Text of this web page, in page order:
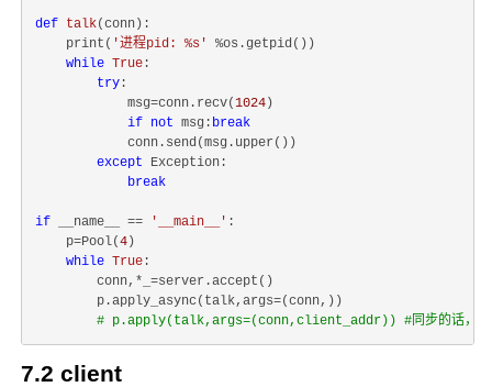
def talk(conn ):
    print(
'进程pid: %s'
%os.getpid())
while True :
try :
            msg=conn.recv(
1024 )
if not msg: break
            conn.send(msg.upper())
except Exception:
break
if __name__ == '__main__' :
    p=Pool(
4 )
while True :
        conn,*_=server.accept()
        p.apply_async(talk,args=(conn,))
# p.apply(talk,args=(conn,client_addr)) #同步的话，则同
7.2 client